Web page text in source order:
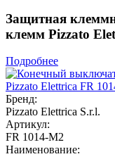
Защитная
клемм Pizzato
Подробнее
Бренд:
Pizzato Elettrica S.r.l.
Артикул:
FR 1014-M2
Наименование: